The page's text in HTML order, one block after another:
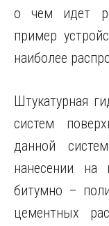
о чем идет
пример
наиболее
Штукатурная
систем
данной
нанесении на
битумно –
цементных